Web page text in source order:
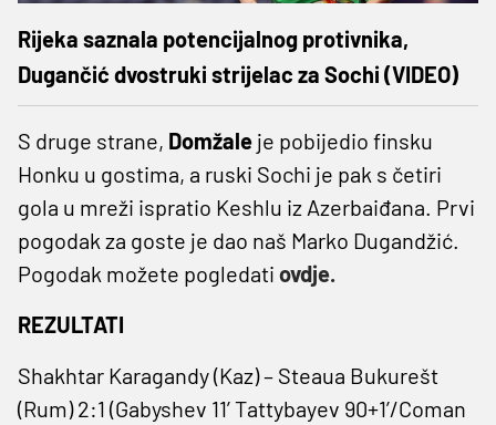
Rijeka saznala potencijalnog protivnika,
Dugančić dvostruki strijelac za Sochi (VIDEO)
S druge strane, Domžale je pobijedio finsku
Honku u gostima, a ruski Sochi je pak s četiri
gola u mreži ispratio Keshlu iz Azerbaiđana. Prvi
pogodak za goste je dao naš Marko Dugandžić.
Pogodak možete pogledati ovdje.
REZULTATI
Shakhtar Karagandy (Kaz) – Steaua Bukurešt
(Rum) 2:1 (Gabyshev 11’ Tattybayev 90+1’/Coman